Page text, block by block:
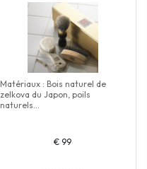
Matériaux : Bois naturel de
zelkova du Japon, poils
naturels...
€ 99